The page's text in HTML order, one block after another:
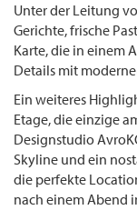
Unter der Leitung
Gerichte, frische
Karte, die in einem
Details mit
Ein weiteres
Etage, die einzige
Designstudio
Skyline und ein
die perfekte
nach einem Abend